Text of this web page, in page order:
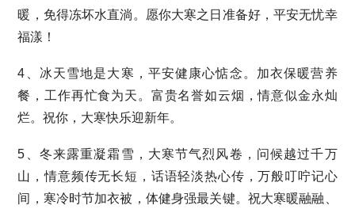
暖，免得冻坏水直淌。愿你大寒之日准备好，平安无忧幸
福漾！
4、冰天雪地是大寒，平安健康心惦念。加衣保暖营养
餐，工作再忙食为天。富贵名誉如云烟，情意似金永灿
烂。祝你，大寒快乐迎新年。
5、冬来露重凝霜雪，大寒节气烈风卷，问候越过千万
山，情意频传无长短，话语轻淡热心传，万般叮咛记心
间，寒冷时节加衣被，体健身强最关键。祝大寒暖融融、